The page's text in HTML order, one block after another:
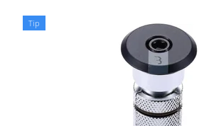
Tip